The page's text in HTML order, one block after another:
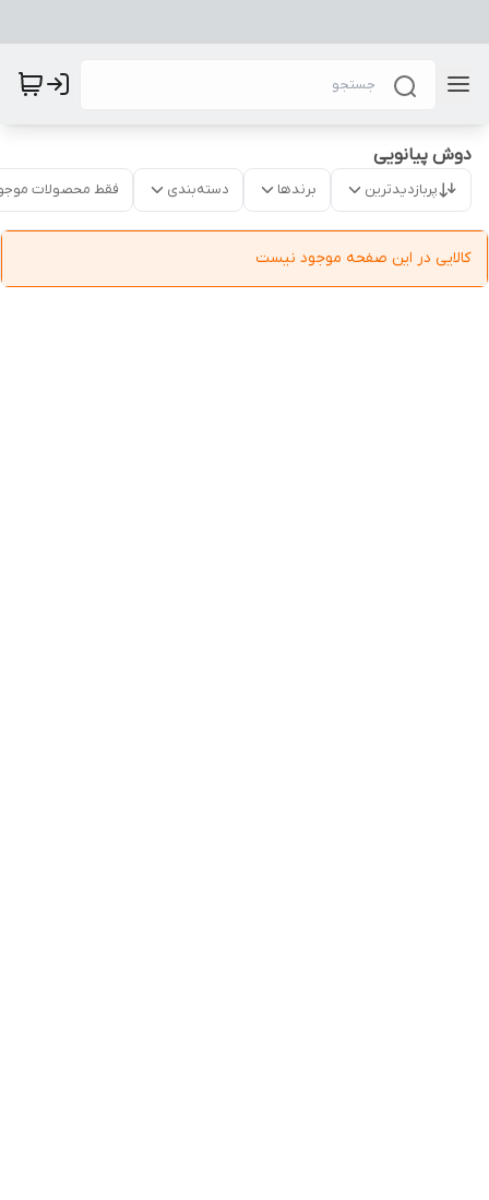
دوش پیانویی
پربازدیدترین برندها دسته‌بندی فقط محصولات
کالایی در این صفحه موجود نیست